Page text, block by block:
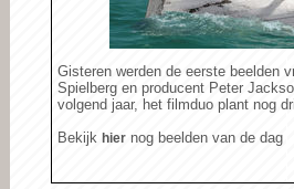
Gisteren werden de eerste beelden
Spielberg en producent Peter
volgend jaar, het filmduo plant nog
Bekijk hier nog beelden van de dag